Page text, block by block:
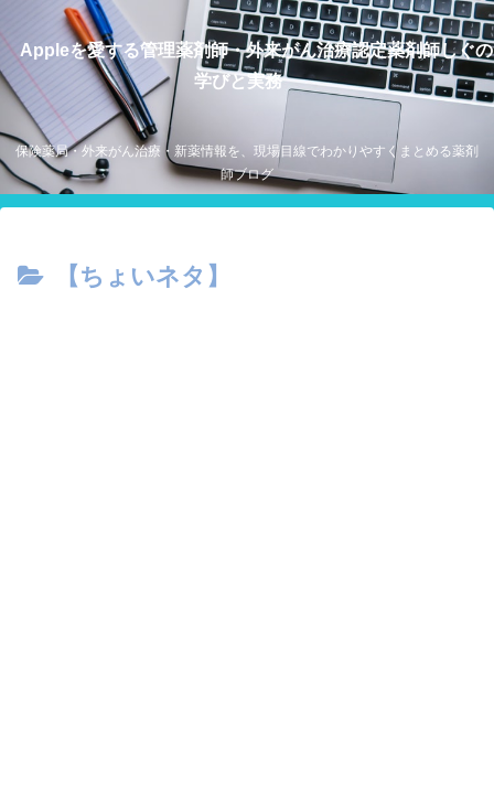
Appleを愛する管理薬剤師・外来がん治療認定薬剤師しぐの
学びと実務
保険薬局・外来がん治療・新薬情報を、現場目線でわかりやすくまとめる薬剤
師ブログ
【ちょいネタ】